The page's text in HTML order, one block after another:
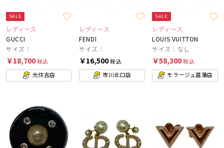
SALE
レディース
GUCCI
サイズ：
￥18,700税込
元住吉店
レディース
FENDI
サイズ：
￥16,500税込
市川北口店
SALE
レディース
LOUIS VUITTON
サイズ：なし
￥58,300税込
モラージュ菖蒲店